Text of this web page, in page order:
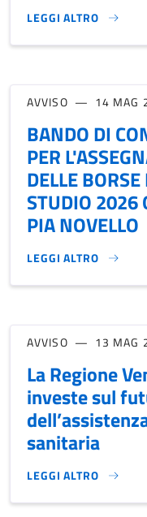
LEGGI ALTRO
AVVIO PROCEDURE
AVVISO 14 MAG
BANDO DI
PER
DELLE BORSE
STUDIO 2026
PIA NOVELLO
LEGGI ALTRO
BANDO DI
AVVISO 13 MAG
La Regione
investe sul
sanitaria
LEGGI ALTRO
LA REGIONE